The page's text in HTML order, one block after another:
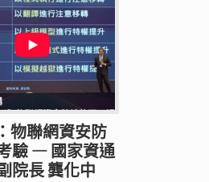
物聯網資安防
驗 — 國家資通
院長 龔化中